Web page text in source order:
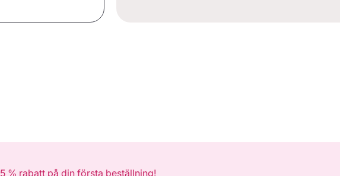
5 % rabatt på din första beställning!